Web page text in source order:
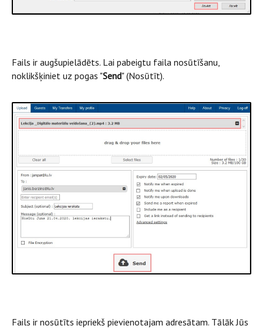
Fails ir augšupielādēts. Lai pabeigtu faila nosūtīšanu,
noklikšķiniet uz pogas "Send" (Nosūtīt).
Fails ir nosūtīts iepriekš pievienotajam adresātam. Tālāk Jūs